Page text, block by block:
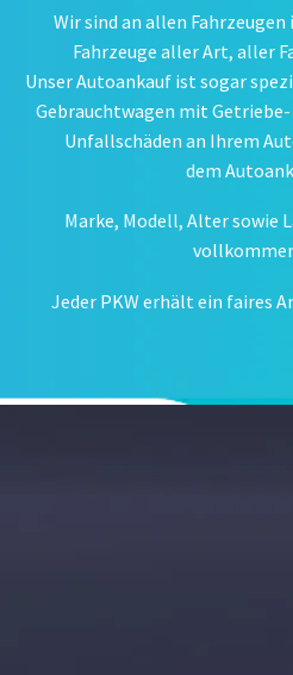
Wir sind an allen
Fahrzeuge aller Art, aller
Unser Autoankauf ist sogar
Gebrauchtwagen mit
Unfallschäden an Ihrem
dem
Marke, Modell, Alter sowie
Jeder PKW erhält ein faires